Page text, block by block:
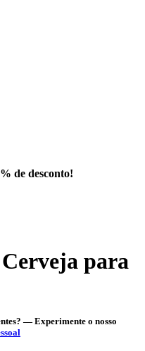
de desconto!
para
— Experimente o nosso